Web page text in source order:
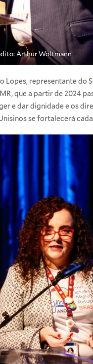
Arthur Woltmann
Lopes, representante do
que a partir de 2024
e dar dignidade e os
se fortalecerá